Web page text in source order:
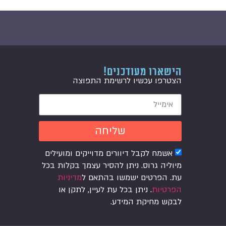
הישארו מעודכנים!
הצטרפו עכשיו לרשימת התפוצה
אשמח לקבל דיוורים מדוייקים ומועילים
מיוליה גרוס. ניתן להסיר עצמך בקלות בכל
עת. הפרטים ישמשו בהתאם למדיניות
הפרטיות. ניתן בכל עת לעיין, לתקן או
לבקש מחיקת המידע.
שליחה